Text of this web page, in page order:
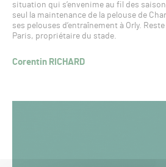
situation qui s’envenime au fil des
seul la maintenance de la pelouse de
ses pelouses d’entraînement à Orly.
Paris, propriétaire du stade.
Corentin RICHARD